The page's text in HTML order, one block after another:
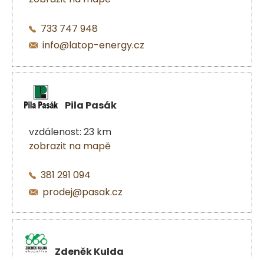
733 747 948
info@latop-energy.cz
Pila Pasák
vzdálenost: 23 km
zobrazit na mapě
381 291 094
prodej@pasak.cz
Zdeněk Kulda